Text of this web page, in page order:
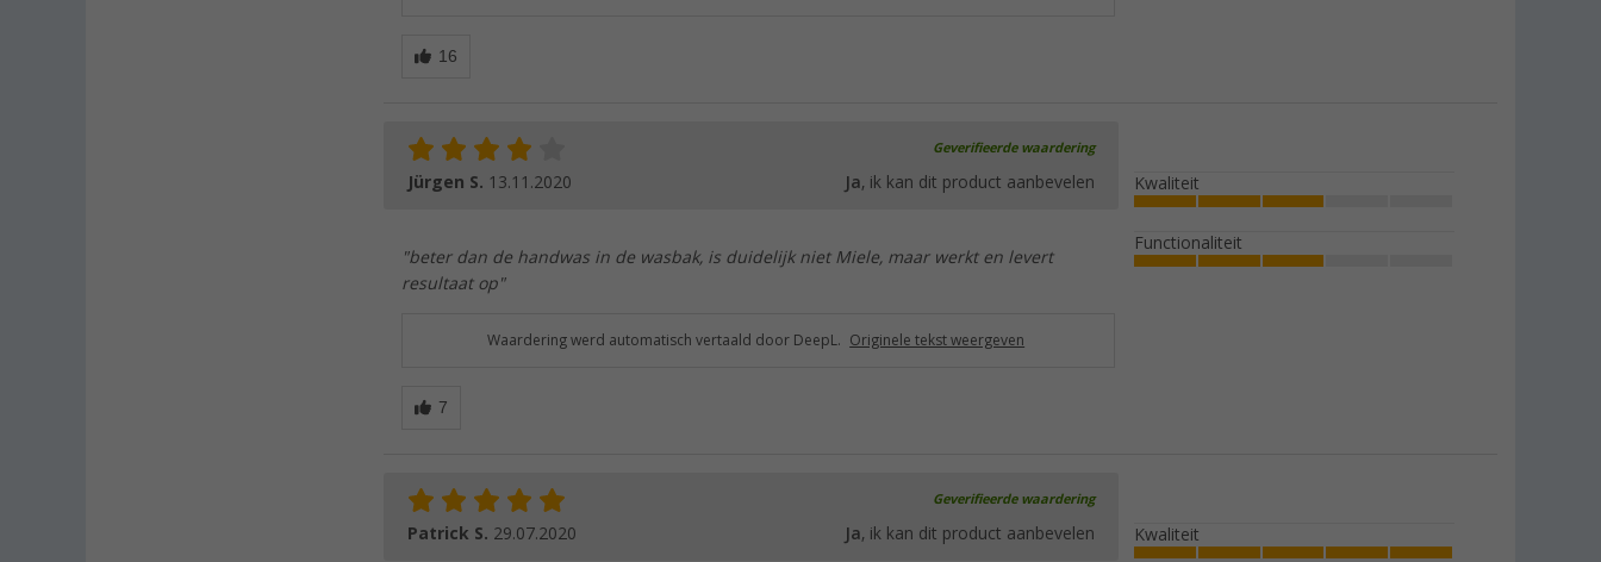
Geverifieerde waardering
Jürgen S. 13.11.2020 Ja, ik kan dit product aanbevelen
"beter dan de handwas in de wasbak, is duidelijk niet Miele, maar werkt en levert
resultaat op"
Kwaliteit
Functionaliteit
Waardering werd automatisch vertaald door DeepL. Originele tekst weergeven
Geverifieerde waardering
Patrick S. 29.07.2020 Ja, ik kan dit product aanbevelen Kwaliteit